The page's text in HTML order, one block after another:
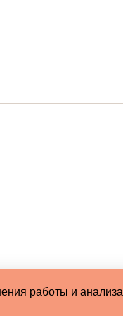
работы и анализа